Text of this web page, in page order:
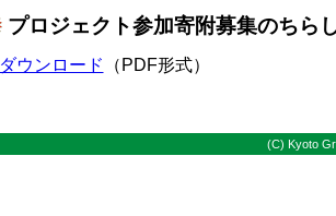
プロジェクト参加寄附募集のちら
ダウンロード （PDF形式）
(C) Kyoto